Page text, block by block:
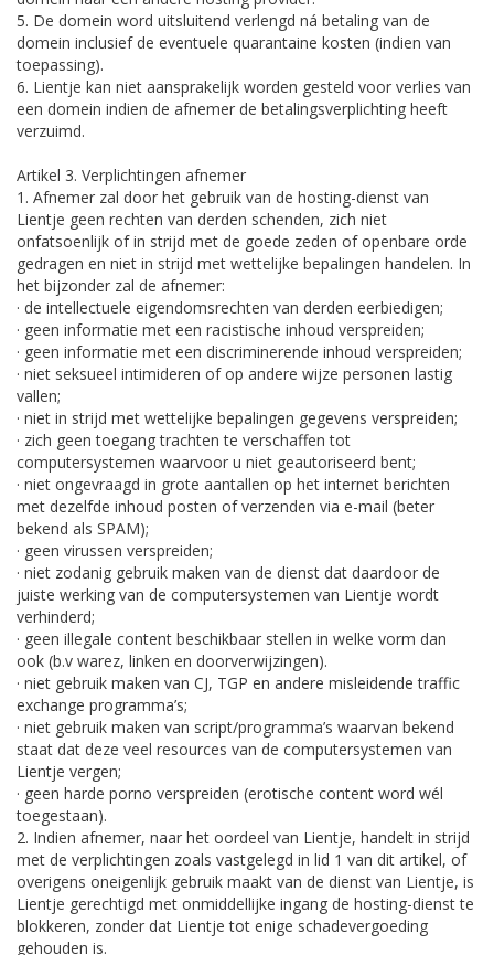
5. De domein word uitsluitend verlengd ná betaling van de
domein inclusief de eventuele quarantaine kosten (indien van
toepassing).
6. Lientje kan niet aansprakelijk worden gesteld voor verlies van
een domein indien de afnemer de betalingsverplichting heeft
verzuimd.
Artikel 3. Verplichtingen afnemer
1. Afnemer zal door het gebruik van de hosting-dienst van
Lientje geen rechten van derden schenden, zich niet
onfatsoenlijk of in strijd met de goede zeden of openbare orde
gedragen en niet in strijd met wettelijke bepalingen handelen. In
het bijzonder zal de afnemer:
· de intellectuele eigendomsrechten van derden eerbiedigen;
· geen informatie met een racistische inhoud verspreiden;
· geen informatie met een discriminerende inhoud verspreiden;
· niet seksueel intimideren of op andere wijze personen lastig
vallen;
· niet in strijd met wettelijke bepalingen gegevens verspreiden;
· zich geen toegang trachten te verschaffen tot
computersystemen waarvoor u niet geautoriseerd bent;
· niet ongevraagd in grote aantallen op het internet berichten
met dezelfde inhoud posten of verzenden via e-mail (beter
bekend als SPAM);
· geen virussen verspreiden;
· niet zodanig gebruik maken van de dienst dat daardoor de
juiste werking van de computersystemen van Lientje wordt
verhinderd;
· geen illegale content beschikbaar stellen in welke vorm dan
ook (b.v warez, linken en doorverwijzingen).
· niet gebruik maken van CJ, TGP en andere misleidende traffic
exchange programma’s;
· niet gebruik maken van script/programma’s waarvan bekend
staat dat deze veel resources van de computersystemen van
Lientje vergen;
· geen harde porno verspreiden (erotische content word wél
toegestaan).
2. Indien afnemer, naar het oordeel van Lientje, handelt in strijd
met de verplichtingen zoals vastgelegd in lid 1 van dit artikel, of
overigens oneigenlijk gebruik maakt van de dienst van Lientje, is
Lientje gerechtigd met onmiddellijke ingang de hosting-dienst te
blokkeren, zonder dat Lientje tot enige schadevergoeding
gehouden is.